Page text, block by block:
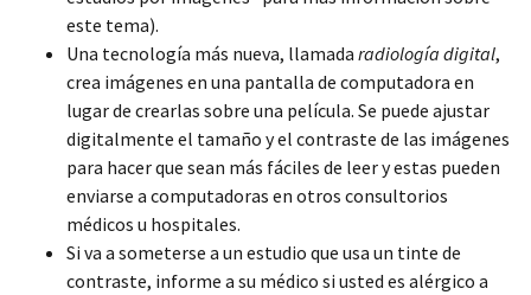
este tema).
Una tecnología más nueva, llamada radiología digital,
crea imágenes en una pantalla de computadora en
lugar de crearlas sobre una película. Se puede ajustar
digitalmente el tamaño y el contraste de las imágenes
para hacer que sean más fáciles de leer y estas pueden
enviarse a computadoras en otros consultorios
médicos u hospitales.
Si va a someterse a un estudio que usa un tinte de
contraste, informe a su médico si usted es alérgico a